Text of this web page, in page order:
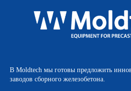
В Moldtech мы готовы предложить
заводов сборного железобетона.